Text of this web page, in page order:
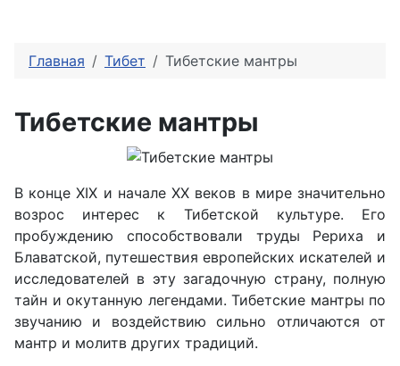
Главная Тибет Тибетские мантры
Тибетские мантры
В конце XIX и начале XX веков в мире значительно
возрос интерес к Тибетской культуре. Его
пробуждению способствовали труды Рериха и
Блаватской, путешествия европейских искателей и
исследователей в эту загадочную страну, полную
тайн и окутанную легендами. Тибетские мантры по
звучанию и воздействию сильно отличаются от
мантр и молитв других традиций.